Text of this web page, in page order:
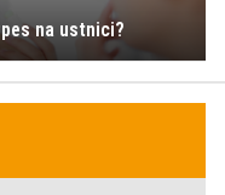
na ustnici?